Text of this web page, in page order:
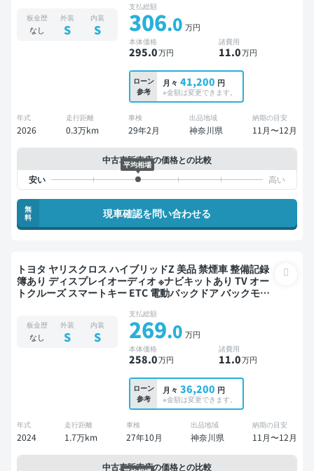
板金歴
なし
外装
S
内装
S
支払総額
306.0 万円
本体価格
295.0万円
諸費用
11.0万円
ローン
参考
月々 41,200 円
※金額は変更できます。
年式
2026
走行距離
0.3万km
車検
29年2月
出品地域
神奈川県
納期の目安
11月〜12月
中古車販売店の価格との比較
平均相場
無
料
現車確認を問い合わせる
トヨタ ヤリスクロス ハイブリッドZ 美品 禁煙車 整備記録
簿あり ディスプレイオーディオ ※ナビキットあり TV オー
トクルーズ スマートキー ETC 電動バックドア バックモニ
板金歴
なし
外装
S
内装
S
支払総額
269.0 万円
本体価格
258.0万円
諸費用
11.0万円
ローン
参考
月々 36,200 円
※金額は変更できます。
年式
2024
走行距離
1.7万km
車検
27年10月
出品地域
神奈川県
納期の目安
11月〜12月
中古車販売店の価格との比較